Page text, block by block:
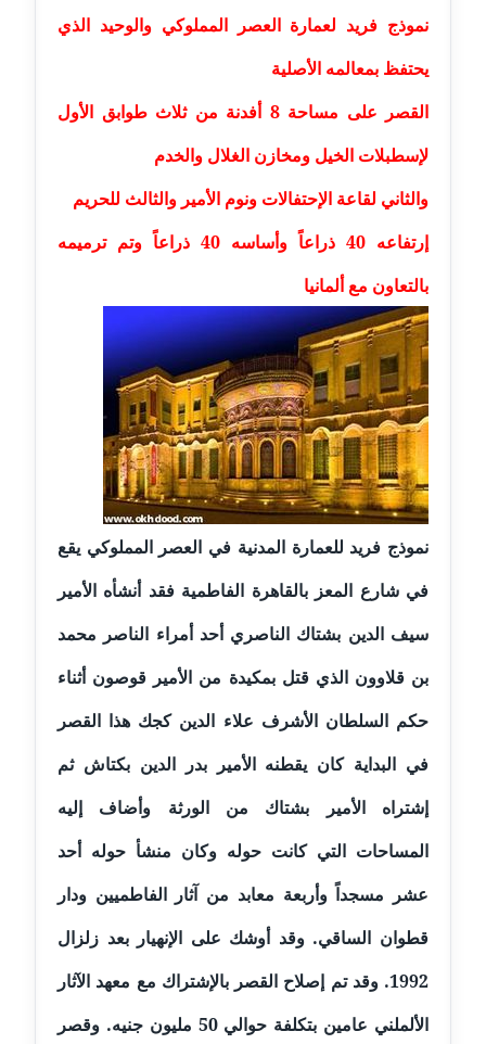
عاملة
مدونة اسماء خوجة
عاملة
مدونة أسماء كاشف
عاملة
مدونة أسماء نور الدين
عاملة
مدونة اسماعيل ابو زيد
عاملة
مدونة اسماعيل محسن
عاملة
مدونة اسيمة اسامه
عاملة
مدونة أشرف القط
عاملة
مدونة اشرف الكرم
عاملة
مدونة اشرف النجار
مدونة السيده فوزي
مدونة آمال صالح
عاملة
معلق
نموذج فريد لعمارة العصر المملوكي والوحيد الذي
يحتفظ بمعالمه الأصلية
القصر على مساحة 8 أفدنة من ثلاث طوابق الأول
لإسطبلات الخيل ومخازن الغلال والخدم
والثاني لقاعة الإحتفالات ونوم الأمير والثالث للحريم
إرتفاعه 40 ذراعاً وأساسه 40 ذراعاً وتم ترميمه
بالتعاون مع ألمانيا
‏نموذج‏ ‏فريد‏ ‏للعمارة‏ ‏المدنية‏ ‏في‏ ‏العصر‏ ‏المملوكي يقع
في شارع المعز بالقاهرة الفاطمية ‏فقد‏ ‏أنشأه‏ ‏الأمير
سيف الدين بشتاك الناصري ‏أحد‏ ‏أمراء الناصر محمد
بن قلاوون الذي قتل بمكيدة من الأمير قوصون أثناء
حكم السلطان الأشرف علاء الدين كجك هذا القصر
في البداية كان يقطنه الأمير بدر الدين بكتاش ثم
إشتراه الأمير بشتاك من الورثة وأضاف إليه
المساحات التي كانت حوله وكان منشأ حوله أحد
عشر مسجداً وأربعة معابد من آثار الفاطميين ودار
قطوان الساقي. وقد أوشك على الإنهيار بعد زلزال
1992. وقد تم إصلاح القصر بالإشتراك مع معهد الآثار
الألملني عامين بتكلفة حوالي 50 مليون جنيه. وقصر